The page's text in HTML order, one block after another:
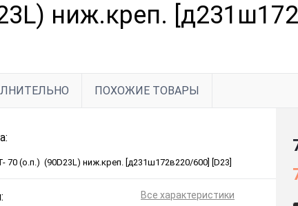
ниж.креп.
ПОХОЖИЕ ТОВАРЫ
70 (о.п.) (90D23L) ниж.креп. [д231ш172в220/600] [D23]
Все характеристики